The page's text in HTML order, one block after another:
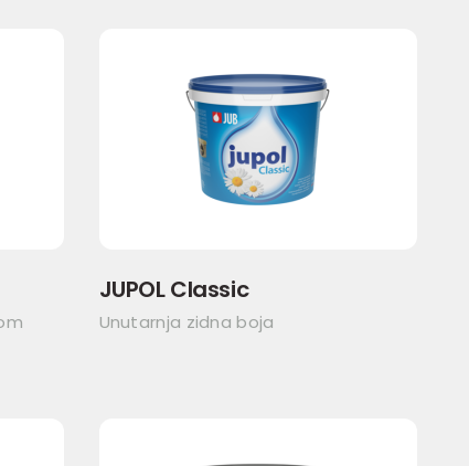
JUPOL Classic
Unutarnja zidna boja